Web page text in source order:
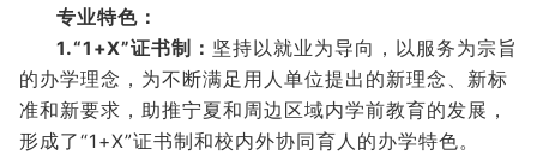
专业特色：
1.“1+X”证书制： 坚持以就业为导向，以服务为宗旨
的办学理念，为不断满足用人单位提出的新理念、新标
准和新要求，助推宁夏和周边区域内学前教育的发展，
形成了“1+X”证书制和校内外协同育人的办学特色。